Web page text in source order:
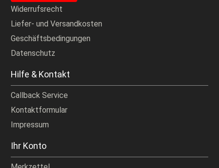
Widerrufsrecht
Liefer- und Versandkosten
Geschäftsbedingungen
Datenschutz
Hilfe & Kontakt
Callback Service
Kontaktformular
Impressum
Ihr Konto